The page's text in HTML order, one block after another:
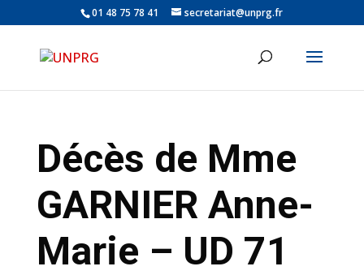
01 48 75 78 41 secretariat@unprg.fr
Décès de Mme
GARNIER Anne-
Marie – UD 71